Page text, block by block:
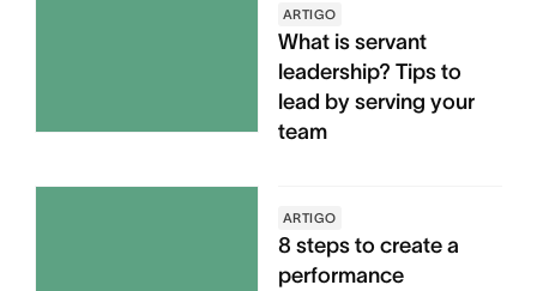
ARTIGO
What is servant
leadership? Tips to
lead by serving your
team
ARTIGO
8 steps to create a
performance